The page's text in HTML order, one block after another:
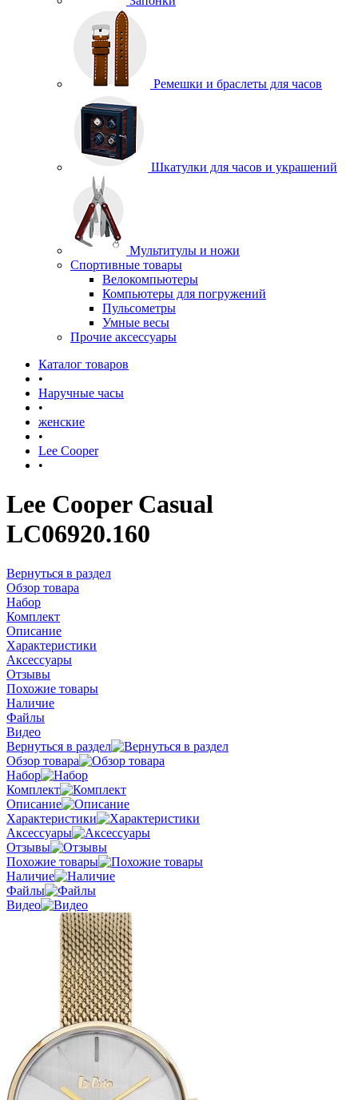
Ремешки и браслеты для часов
Шкатулки для часов и украшений
Мультитулы и ножи
Спортивные товары
Велокомпьютеры
Компьютеры для погружений
Пульсометры
Умные весы
Прочие аксессуары
Каталог товаров
•
Наручные часы
•
женские
•
Lee Cooper
•
Lee Cooper Casual
LC06920.160
Вернуться в раздел
Обзор товара
Набор
Комплект
Описание
Характеристики
Аксессуары
Отзывы
Похожие товары
Наличие
Файлы
Видео
Вернуться в раздел
Обзор товара
Набор
Комплект
Описание
Характеристики
Аксессуары
Отзывы
Похожие товары
Наличие
Файлы
Видео